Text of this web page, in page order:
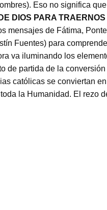
Eso no significa
DIOS PARA
mensajes de Fátima,
Fuentes) para
va iluminando los
de partida de la
católicas se conviertan
la Humanidad. El rezo